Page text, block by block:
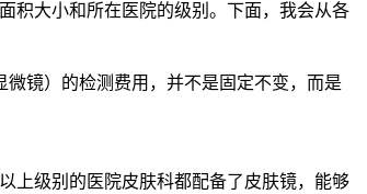
积大小和所在医院的级别。下面，我会从各
镜）的检测费用，并不是固定不变，而是
上级别的医院皮肤科都配备了皮肤镜，能够